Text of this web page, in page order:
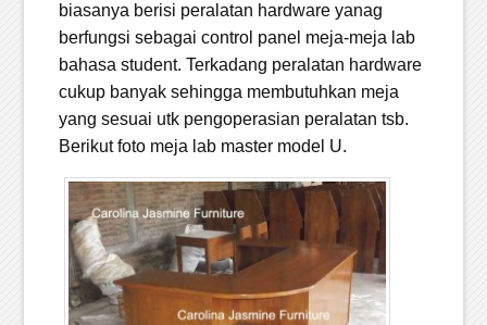
biasanya berisi peralatan hardware yanag
berfungsi sebagai control panel meja-meja lab
bahasa student. Terkadang peralatan hardware
cukup banyak sehingga membutuhkan meja
yang sesuai utk pengoperasian peralatan tsb.
Berikut foto meja lab master model U.